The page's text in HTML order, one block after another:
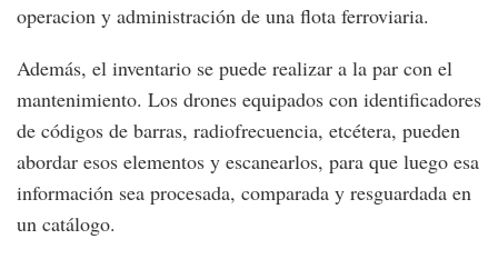
operacion y administración de una flota ferroviaria.
Además, el inventario se puede realizar a la par con el
mantenimiento. Los drones equipados con identificadores
de códigos de barras, radiofrecuencia, etcétera, pueden
abordar esos elementos y escanearlos, para que luego esa
información sea procesada, comparada y resguardada en
un catálogo.